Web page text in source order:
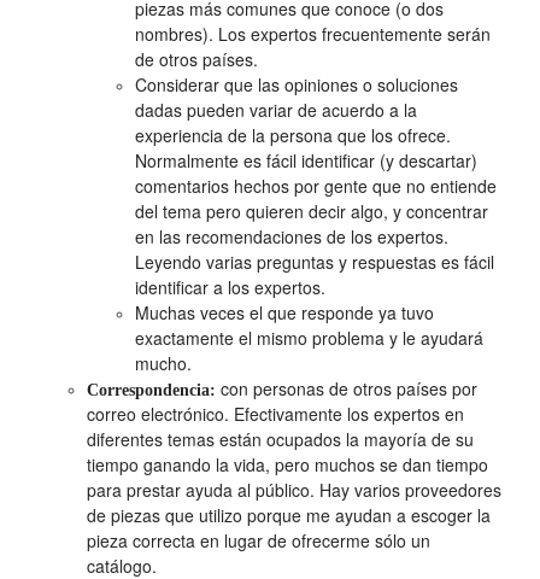
piezas más comunes que conoce (o dos
nombres). Los expertos frecuentemente serán
de otros países.
Considerar que las opiniones o soluciones
dadas pueden variar de acuerdo a la
experiencia de la persona que los ofrece.
Normalmente es fácil identificar (y descartar)
comentarios hechos por gente que no entiende
del tema pero quieren decir algo, y concentrar
en las recomendaciones de los expertos.
Leyendo varias preguntas y respuestas es fácil
identificar a los expertos.
Muchas veces el que responde ya tuvo
exactamente el mismo problema y le ayudará
mucho.
Correspondencia: con personas de otros países por
correo electrónico. Efectivamente los expertos en
diferentes temas están ocupados la mayoría de su
tiempo ganando la vida, pero muchos se dan tiempo
para prestar ayuda al público. Hay varios proveedores
de piezas que utilizo porque me ayudan a escoger la
pieza correcta en lugar de ofrecerme sólo un
catálogo.